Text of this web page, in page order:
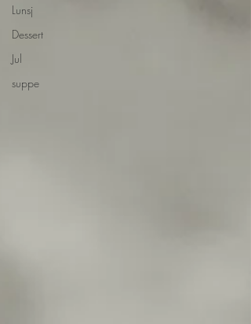
Lunsj
Dessert
Jul
suppe